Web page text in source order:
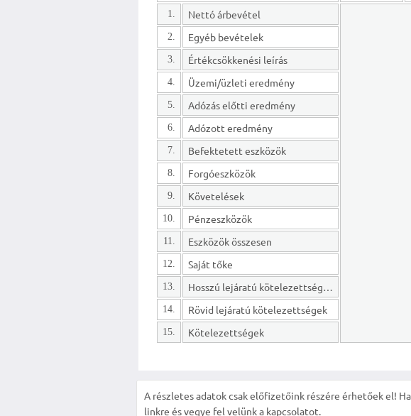
1. Nettó árbevétel
2. Egyéb bevételek
3. Értékcsökkenési leírás
4. Üzemi/üzleti eredmény
5. Adózás előtti eredmény
6. Adózott eredmény
7. Befektetett eszközök
8. Forgóeszközök
9. Követelések
10. Pénzeszközök
11. Eszközök összesen
12. Saját tőke
13. Hosszú lejáratú kötelezettségek
14. Rövid lejáratú kötelezettségek
15. Kötelezettségek
A részletes adatok csak előfizetőink részére érhetőek el!
linkre és vegye fel velünk a kapcsolatot.